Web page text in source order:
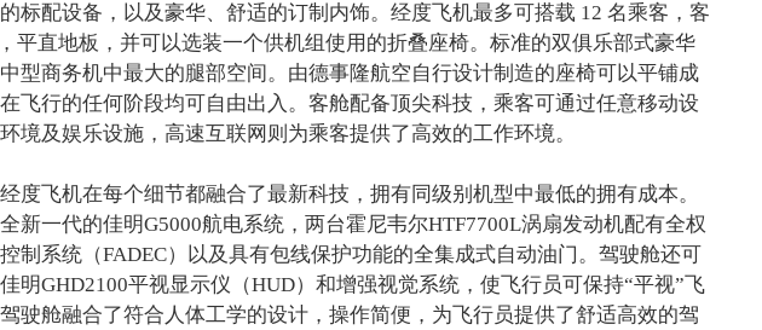
标配设备，以及豪华、舒适的订制内饰。经度飞机最多可搭载 12 名乘客，客
平直地板，并可以选装一个供机组使用的折叠座椅。标准的双俱乐部式豪华
型商务机中最大的腿部空间。由德事隆航空自行设计制造的座椅可以平铺成
飞行的任何阶段均可自由出入。客舱配备顶尖科技，乘客可通过任意移动设
境及娱乐设施，高速互联网则为乘客提供了高效的工作环境。
度飞机在每个细节都融合了最新科技，拥有同级别机型中最低的拥有成本。
新一代的佳明G5000航电系统，两台霍尼韦尔HTF7700L涡扇发动机配有全权
制系统（FADEC）以及具有包线保护功能的全集成式自动油门。驾驶舱还可
明GHD2100平视显示仪（HUD）和增强视觉系统，使飞行员可保持“平视”飞
驶舱融合了符合人体工学的设计，操作简便，为飞行员提供了舒适高效的驾